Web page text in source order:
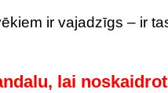
ir vajadzīgs – ir
lai